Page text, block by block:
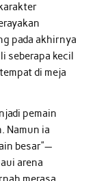
pada akhirnya
seberapa kecil
di meja
pemain
Namun ia
besar”—
arena